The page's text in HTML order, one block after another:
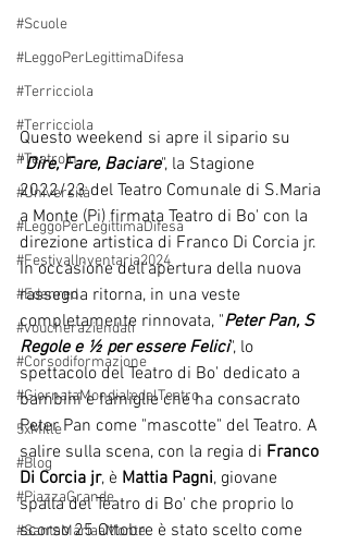
#Scuole
#LeggoPerLegittimaDifesa
#Terricciola
#Terricciola
#TeatroIn
#Università
#LeggoPerLegittimaDifesa
#FestivalInventaria2024
#Edenred
#voucheraziendali
#Corsodiformazione
#GiornataMondialedelTeatro
5xMille
#Blog
#PiazzaGrande
#SantaMariaaMonte
Questo weekend si apre il sipario su
"Dire, Fare, Baciare", la Stagione
2022/23 del Teatro Comunale di S.Maria
a Monte (Pi) firmata Teatro di Bo' con la
direzione artistica di Franco Di Corcia jr.
In occasione dell'apertura della nuova
rassegna ritorna, in una veste
completamente rinnovata, "Peter Pan, S
Regole e ½ per essere Felici", lo
spettacolo del Teatro di Bo' dedicato a
bambini e famiglie che ha consacrato
Peter Pan come "mascotte" del Teatro. A
salire sulla scena, con la regia di Franco
Di Corcia jr, è Mattia Pagni, giovane
spalla del Teatro di Bo' che proprio lo
scorso 25 Ottobre è stato scelto come